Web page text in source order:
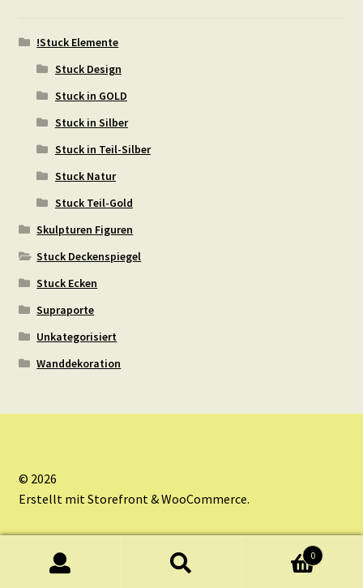
!Stuck Elemente
Stuck Design
Stuck in GOLD
Stuck in Silber
Stuck in Teil-Silber
Stuck Natur
Stuck Teil-Gold
Skulpturen Figuren
Stuck Deckenspiegel
Stuck Ecken
Supraporte
Unkategorisiert
Wanddekoration
© 2026
Erstellt mit Storefront & WooCommerce.
0